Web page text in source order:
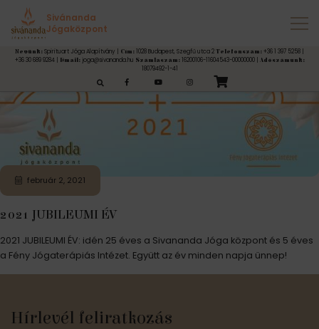
Sivánanda
Jógaközpont
Nevünk: Spirituart Jóga Alapítvány | Cím: 1028 Budapest, Szegfű utca 2 Telefonszám: +36 1 397 5258 |
+36 30 689 9284 |
Email:joga@sivananda.hu Számlaszám:16200106-11604543-00000000 | Adószámunk:
18079492-1-41
Címke:5 év
február 2, 2021
2021 JUBILEUMI ÉV
2021 JUBILEUMI ÉV: idén 25 éves a Sivananda Jóga központ és 5 éves
a Fény Jógaterápiás Intézet. Együtt az év minden napja ünnep!
Hírlevél feliratkozás